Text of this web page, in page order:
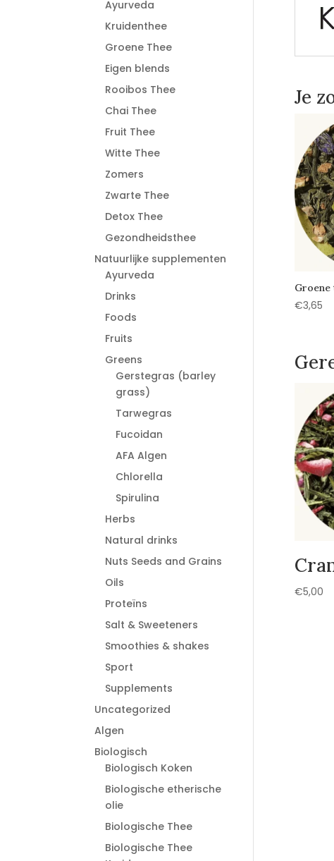
Je
Groene
€3,65
€5,00
Ayurveda
Kruidenthee
Groene Thee
Eigen blends
Rooibos Thee
Chai Thee
Fruit Thee
Witte Thee
Zomers
Zwarte Thee
Detox Thee
Gezondheidsthee
Natuurlijke supplementen
Ayurveda
Drinks
Foods
Fruits
Greens
Gerstegras (barley
grass)
Tarwegras
Fucoidan
AFA Algen
Chlorella
Spirulina
Herbs
Natural drinks
Nuts Seeds and Grains
Oils
Proteïns
Salt & Sweeteners
Smoothies & shakes
Sport
Supplements
Uncategorized
Algen
Biologisch
Biologisch Koken
Biologische etherische
olie
Biologische Thee
Biologische Thee